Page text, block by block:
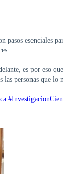
esenciales
es por eso
personas que lo